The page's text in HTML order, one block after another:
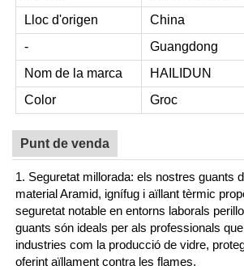
Lloc d'origen
China
-
Guangdong
Nom de la marca
HAILIDUN
Color
Groc
Punt de venda
1. Seguretat millorada: els nostres guants
material Aramid, ignífug i aïllant tèrmic
seguretat notable en entorns laborals
guants són ideals per als professionals
industries com la producció de vidre,
oferint aïllament contra les flames.